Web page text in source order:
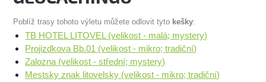
Poblíž trasy tohoto výletu můžete odlovit tyto kešky:
TB HOTEL LITOVEL (velikost - malá; mystery)
Projizdkova Bb.01 (velikost - mikro; tradiční)
Zalozna (velikost - střední; mystery)
Mestsky znak litovelsky (velikost - mikro; tradiční)